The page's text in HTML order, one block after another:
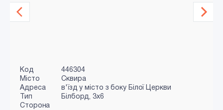
Код
446304
Місто
Сквира
Адреса
в'їзд у місто з боку Білої Церкви
Тип
Білборд, 3x6
Сторона